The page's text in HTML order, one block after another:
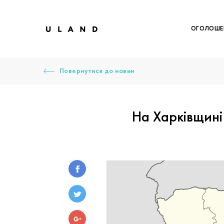
Повернутися до новин
На
Щоб
Ваше